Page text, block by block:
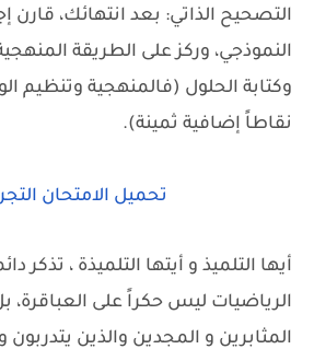
التصحيح الذاتي: بعد انتهائك، قارن
النموذجي، وركز على الطريقة
وكتابة الحلول (فالمنهجية وتنظيم
نقاطاً إضافية ثمينة).
تحميل الامتحان
أيها التلميذ و أيتها التلميذة ، تذكر
الرياضيات ليس حكراً على العباقرة،
المثابرين و المجدين والذين